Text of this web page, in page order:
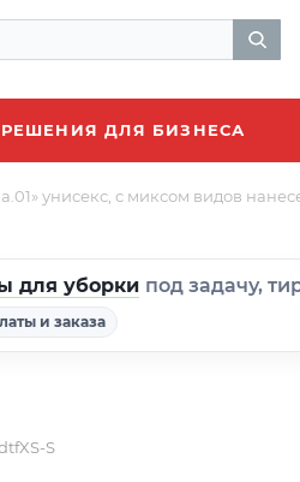
РЕШЕНИЯ ДЛЯ БИЗНЕСА
унисекс, с миксом видов
для уборки под задачу,
и заказа
S